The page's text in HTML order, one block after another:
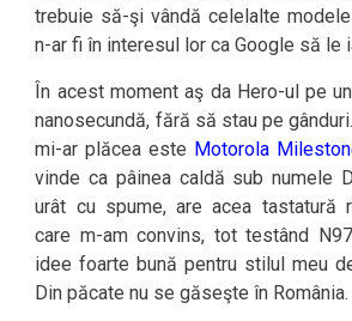
trebuie să-şi vândă celelalte
n-ar fi în interesul lor ca Google să le
În acest moment aş da Hero-ul pe
nanosecundă, fără să stau pe
mi-ar plăcea este Motorola
vinde ca pâinea caldă sub numele
urât cu spume, are acea tastatură
care m-am convins, tot testând
idee foarte bună pentru stilul meu
Din păcate nu se găseşte în România.